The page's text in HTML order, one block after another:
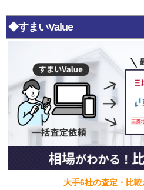
◆すまいValue
大手6社の査定・比較